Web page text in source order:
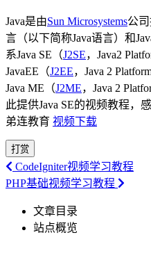
Java是由Sun Microsystems公
言（以下简称Java语言）和
系Java SE（J2SE，Java2
JavaEE（J2EE，Java 2
Java ME（J2ME，Java 2
此提供Java SE的视频教程，
弟连教育 视频下载
打赏
CodeIgniter视频学习教程
PHP基础视频学习教程
文章目录
站点概览